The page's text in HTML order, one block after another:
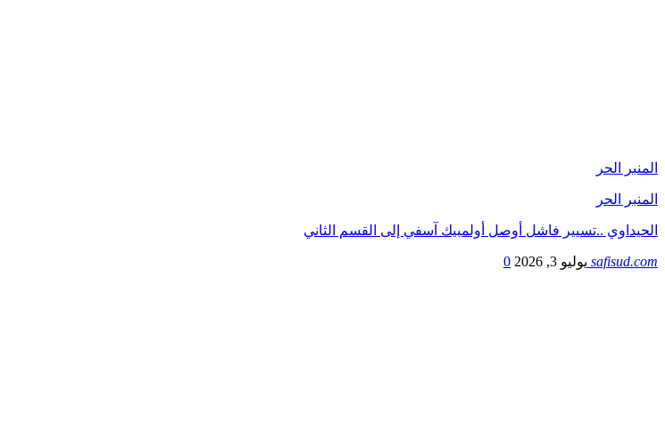
المنبر الحر
المنبر الحر
الحيداوي ..تسيير فاشل أوصل أولمبيك آسفي إلى القسم الثاني
safisud.com يوليو 3, 2026 0